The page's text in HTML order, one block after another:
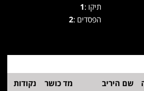
תיקו :1
הפסדים :2
שם היריב מד כושר
נקודות